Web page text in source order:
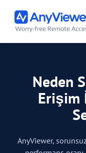
Neden
Erişim
AnyViewer,